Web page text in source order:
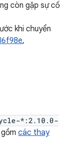
còn gặp sự cố
khi chuyển
I6f98e,
*:2.10.0-
các thay